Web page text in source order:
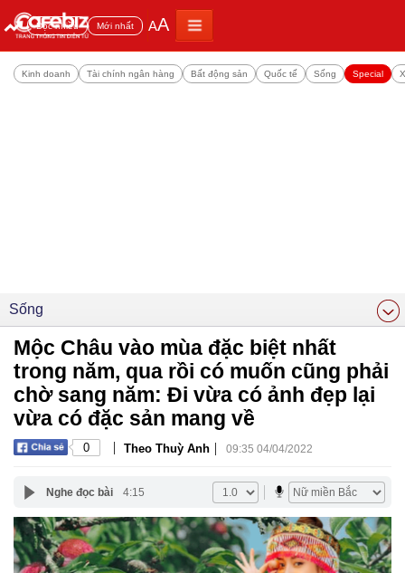
Đọc nhiều Mới nhất AA
Kinh doanh Tài chính ngân hàng Bất động sản Quốc tế Sống Special
Sống
Mộc Châu vào mùa đặc biệt nhất
trong năm, qua rồi có muốn cũng phải
chờ sang năm: Đi vừa có ảnh đẹp lại
vừa có đặc sản mang về
0 | Theo Thuỳ Anh | 09:35 04/04/2022
Nghe đọc bài 4:15